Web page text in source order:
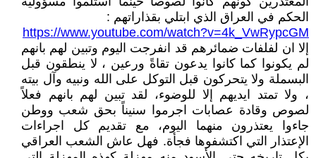
الحكم في العراق الذي ابتلي بقذاراتهم :
https://www.youtube.com/watch?v=4k_VwRypcGM
إلا ان لفلفات ضمائرهم قد انفرجت اليوم وتبين لهم بانهم
لم يكونوا كما كانوا يدعون تقاةً ورعين ، لا ينطقون قبل
البسملة ولا يتحركون قبل التوكل على الله ونبيه وآل بيته
، ولا تمتد ايديهم إلا للوضوء، لقد تبين لهم بانهم فعلاً
لصوص وقادة عصابات اجرموا سنيناً بحق شعب ووطن
جاءوا يعتذرون منهما اليوم، مع تقديم كل اجراءات
الإعتذار التي اكتشفوها فجأة. فهل عاش الشعب العراقي